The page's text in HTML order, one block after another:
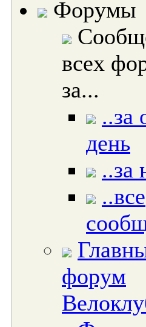
Форумы
всех
за...
..за
день
..за
..все
форум